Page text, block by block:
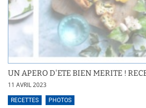
UN APERO D'ETE BIEN MERITE !
11 AVRIL 2023
RECETTES PHOTOS